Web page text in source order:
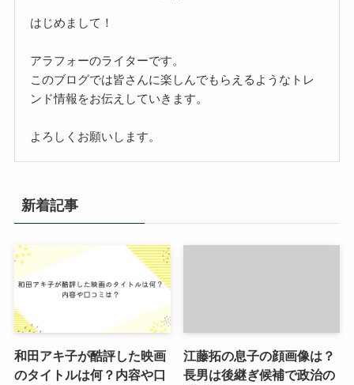
はじめまして！
アラフォーのライターです。
このブログでは皆さんに楽しんでもらえるようなトレ
ンド情報をお伝えしていきます。
よろしくお願いします。
新着記事
和田アキ子が酷評した映画
のタイトルは何？内容や口
江藤拓の息子の顔画像は？
長男は後継ぎ候補で政治の